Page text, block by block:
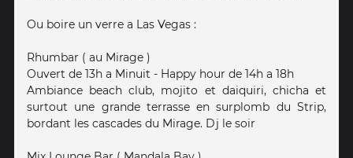
Ou boire un verre a Las Vegas :
Rhumbar ( au Mirage )
Ouvert de 13h a Minuit - Happy hour de 14h a 18h
Ambiance beach club, mojito et daiquiri, chicha et
surtout une grande terrasse en surplomb du Strip,
bordant les cascades du Mirage. Dj le soir